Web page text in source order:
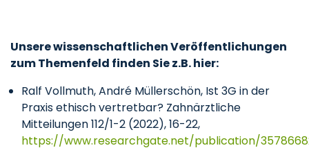
Unsere wissenschaftlichen Veröffentlichungen
zum Themenfeld finden Sie z.B. hier:
Ralf Vollmuth, André Müllerschön, Ist 3G in der
Praxis ethisch vertretbar? Zahnärztliche
Mitteilungen 112/1-2 (2022), 16-22,
https://www.researchgate.net/publication/